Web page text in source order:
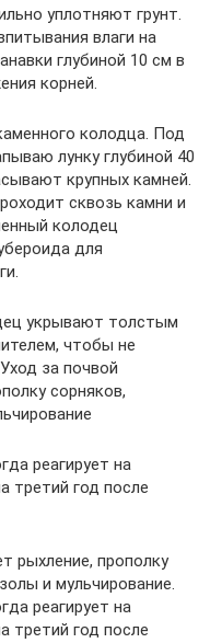
уплотняют грунт.
влаги на
глубиной 10 см в
корней.
колодца. Под
лунку глубиной 40
крупных камней.
сквозь камни и
колодец
для
укрывают толстым
чтобы не
за почвой
сорняков,
реагирует на
третий год после
рыхление, прополку
и мульчирование.
реагирует на
третий год после